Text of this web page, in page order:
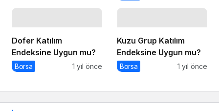
Dofer Katılım
Endeksine Uygun mu?
Borsa 1 yıl önce
Kuzu Grup Katılım
Endeksine Uygun mu?
Borsa 1 yıl önce